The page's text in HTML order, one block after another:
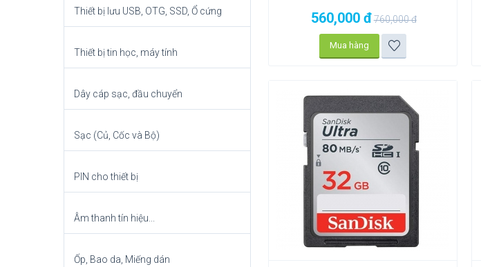
Thiết bị lưu USB, OTG, SSD, Ổ cứng
Thiết bị tin học, máy tính
Dây cáp sạc, đầu chuyển
Sạc (Củ, Cốc và Bộ)
PIN cho thiết bị
Âm thanh tín hiệu...
Ốp, Bao da, Miếng dán
560,000 đ760,000đ
Mua hàng